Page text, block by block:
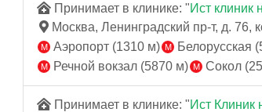
Принимает в клинике: "Ист клиник
Москва, Ленинградский пр-т, д. 76,
Аэропорт (1310 м)
Белорусская
Речной вокзал (5870 м)
Сокол
Принимает в клинике: "Ист Клиник